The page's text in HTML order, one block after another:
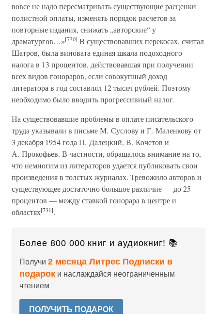
вовсе не надо пересматривать существующие расценки
полистной оплаты, изменять порядок расчетов за
повторные издания, снижать „авторские“ у
драматургов…»[730] В существовавших перекосах, считал
Шатров, была виновата единая шкала подоходного
налога в 13 процентов, действовавшая при получении
всех видов гонораров, если совокупный доход
литератора в год составлял 12 тысяч рублей. Поэтому
необходимо было вводить прогрессивный налог.
На существовавшие проблемы в оплате писательского
труда указывали в письме М. Суслову и Г. Маленкову от
3 декабря 1954 года П. Далецкий, В. Кочетов и
А. Прокофьев. В частности, обращалось внимание на то,
что немногим из литераторов удается публиковать свои
произведения в толстых журналах. Тревожило авторов и
существующее достаточно большое различие — до 25
процентов — между ставкой гонорара в центре и
областях[731].
Более 800 000 книг и аудиокниг! 📚
Получи 2 месяца Литрес Подписки в
подарок и наслаждайся неограниченным
чтением
ПОЛУЧИТЬ ПОДАРОК